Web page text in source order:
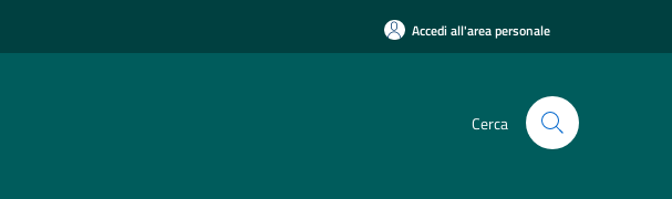
Accedi all'area personale
Cerca